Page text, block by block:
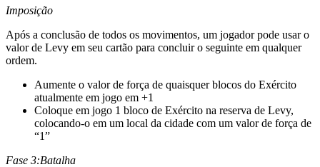
Imposição
Após a conclusão de todos os movimentos, um jogador pode usar o
valor de Levy em seu cartão para concluir o seguinte em qualquer
ordem.
Aumente o valor de força de quaisquer blocos do Exército
atualmente em jogo em +1
Coloque em jogo 1 bloco de Exército na reserva de Levy,
colocando-o em um local da cidade com um valor de força de
“1”
Fase 3:Batalha